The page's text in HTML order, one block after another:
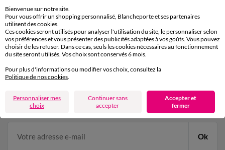
Service clients
par chat et par téléphone
de 8h00 à 20h00 du lundi au samedi
11€ Offerts
en vous inscrivant à la newsletter
dès 20€ d’achat
conditions dans votre email de confirmation
Ok
Bienvenue sur notre site.
Pour vous offrir un shopping personnalisé, Blancheporte et ses partenaires
utilisent des cookies.
Ces cookies seront utilisés pour analyser l'utilisation du site, le personnaliser selon
vos préférences et vous présenter des publicités adaptées à vos goûts. Vous pouvez
choisir de les refuser. Dans ce cas, seuls les cookies nécessaires au fonctionnement
du site seront utilisés. Vos choix sont conservés 6 mois.
Pour plus d'informations ou modifier vos choix, consultez la
Politique de nos cookies
Personnaliser mes
choix
Continuer sans
accepter
Accepter et
fermer